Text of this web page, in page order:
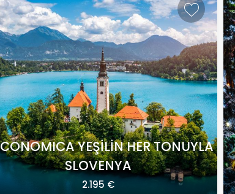
POLONYA'DA TARİH VE SANAT
2.825 €